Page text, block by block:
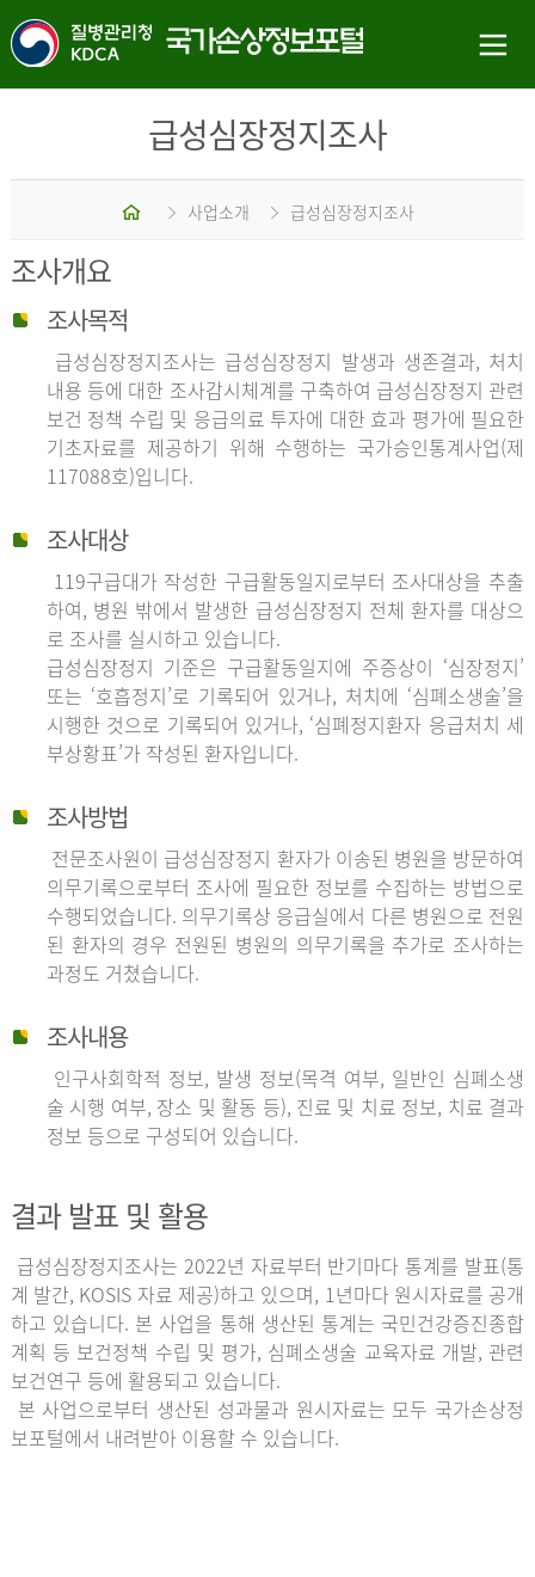
급성심장정지조사
홈 사업소개 급성심장정지조사
조사개요
조사목적
급성심장정지조사는 급성심장정지 발생과 생존결과, 처치
내용 등에 대한 조사감시체계를 구축하여 급성심장정지 관련
보건 정책 수립 및 응급의료 투자에 대한 효과 평가에 필요한
기초자료를 제공하기 위해 수행하는 국가승인통계사업(제
117088호)입니다.
조사대상
119구급대가 작성한 구급활동일지로부터 조사대상을 추출
하여, 병원 밖에서 발생한 급성심장정지 전체 환자를 대상으
로 조사를 실시하고 있습니다.
급성심장정지 기준은 구급활동일지에 주증상이 ‘심장정지’
또는 ‘호흡정지’로 기록되어 있거나, 처치에 ‘심폐소생술’을
시행한 것으로 기록되어 있거나, ‘심폐정지환자 응급처치 세
부상황표’가 작성된 환자입니다.
조사방법
전문조사원이 급성심장정지 환자가 이송된 병원을 방문하여
의무기록으로부터 조사에 필요한 정보를 수집하는 방법으로
수행되었습니다. 의무기록상 응급실에서 다른 병원으로 전원
된 환자의 경우 전원된 병원의 의무기록을 추가로 조사하는
과정도 거쳤습니다.
조사내용
인구사회학적 정보, 발생 정보(목격 여부, 일반인 심폐소생
술 시행 여부, 장소 및 활동 등), 진료 및 치료 정보, 치료 결과
정보 등으로 구성되어 있습니다.
결과 발표 및 활용
급성심장정지조사는 2022년 자료부터 반기마다 통계를 발표(통
계 발간, KOSIS 자료 제공)하고 있으며, 1년마다 원시자료를 공개
하고 있습니다. 본 사업을 통해 생산된 통계는 국민건강증진종합
계획 등 보건정책 수립 및 평가, 심폐소생술 교육자료 개발, 관련
보건연구 등에 활용되고 있습니다.
본 사업으로부터 생산된 성과물과 원시자료는 모두 국가손상정
보포털에서 내려받아 이용할 수 있습니다.